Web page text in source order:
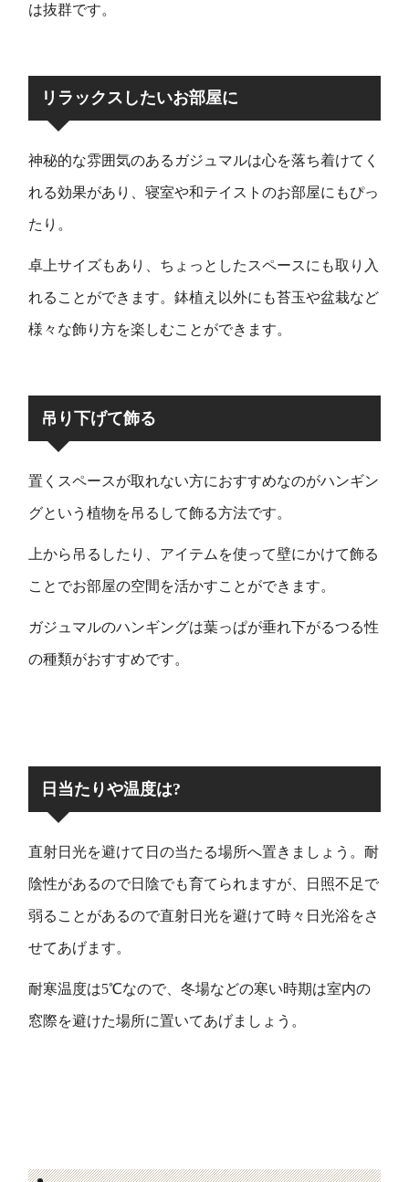
は抜群です。
リラックスしたいお部屋に
神秘的な雰囲気のあるガジュマルは心を落ち着けてく
れる効果があり、寝室や和テイストのお部屋にもぴっ
たり。
卓上サイズもあり、ちょっとしたスペースにも取り入
れることができます。鉢植え以外にも苔玉や盆栽など
様々な飾り方を楽しむことができます。
吊り下げて飾る
置くスペースが取れない方におすすめなのがハンギン
グという植物を吊るして飾る方法です。
上から吊るしたり、アイテムを使って壁にかけて飾る
ことでお部屋の空間を活かすことができます。
ガジュマルのハンギングは葉っぱが垂れ下がるつる性
の種類がおすすめです。
日当たりや温度は?
直射日光を避けて日の当たる場所へ置きましょう。耐
陰性があるので日陰でも育てられますが、日照不足で
弱ることがあるので直射日光を避けて時々日光浴をさ
せてあげます。
耐寒温度は5℃なので、冬場などの寒い時期は室内の
窓際を避けた場所に置いてあげましょう。